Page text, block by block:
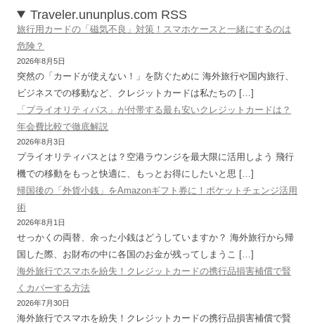
Traveler.ununplus.com RSS
旅行用カードの「磁気不良」対策！スマホケースと一緒にするのは
危険？
2026年8月5日
突然の「カードが使えない！」を防ぐために 海外旅行や国内旅行、
ビジネスでの移動など、クレジットカードは私たちの […]
「プライオリティパス」が付帯する最も安いクレジットカードは？
年会費比較で徹底解説
2026年8月3日
プライオリティパスとは？空港ラウンジを最大限に活用しよう 飛行
機での移動をもっと快適に、もっとお得にしたいと思 […]
帰国後の「外貨小銭」をAmazonギフト券に！ポケットチェンジ活用
術
2026年8月1日
せっかくの両替、余った小銭はどうしていますか？ 海外旅行から帰
国した際、お財布の中に各国のお金が残ってしまうこ […]
海外旅行でスマホを紛失！クレジットカードの携行品損害補償で賢
くカバーする方法
2026年7月30日
海外旅行でスマホを紛失！クレジットカードの携行品損害補償で賢